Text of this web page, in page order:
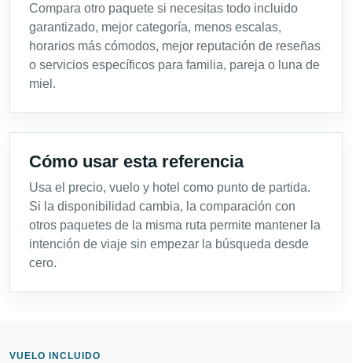
Compara otro paquete si necesitas todo incluido
garantizado, mejor categoría, menos escalas,
horarios más cómodos, mejor reputación de reseñas
o servicios específicos para familia, pareja o luna de
miel.
Cómo usar esta referencia
Usa el precio, vuelo y hotel como punto de partida.
Si la disponibilidad cambia, la comparación con
otros paquetes de la misma ruta permite mantener la
intención de viaje sin empezar la búsqueda desde
cero.
VUELO INCLUIDO